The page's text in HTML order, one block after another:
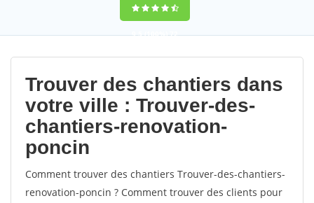
9,5(100%)72
votes
Trouver des chantiers dans
votre ville : Trouver-des-
chantiers-renovation-
poncin
Comment trouver des chantiers Trouver-des-chantiers-
renovation-poncin ? Comment trouver des clients pour